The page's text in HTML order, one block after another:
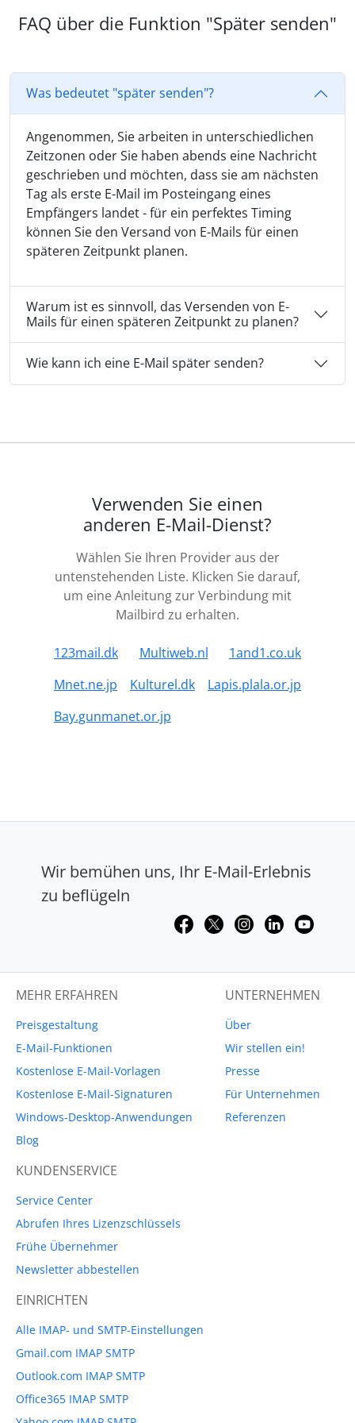
FAQ über die Funktion "Später senden"
Was bedeutet "später senden"?
Angenommen, Sie arbeiten in unterschiedlichen
Zeitzonen oder Sie haben abends eine Nachricht
geschrieben und möchten, dass sie am nächsten
Tag als erste E-Mail im Posteingang eines
Empfängers landet - für ein perfektes Timing
können Sie den Versand von E-Mails für einen
späteren Zeitpunkt planen.
Warum ist es sinnvoll, das Versenden von E-
Mails für einen späteren Zeitpunkt zu planen?
Wie kann ich eine E-Mail später senden?
Verwenden Sie einen
anderen E-Mail-Dienst?
Wählen Sie Ihren Provider aus der
untenstehenden Liste. Klicken Sie darauf,
um eine Anleitung zur Verbindung mit
Mailbird zu erhalten.
123mail.dk Multiweb.nl
1and1.co.uk
Mnet.ne.jp
Kulturel.dk
Lapis.plala.or.jp
Bay.gunmanet.or.jp
Wir bemühen uns, Ihr E-Mail-Erlebnis
zu beflügeln
MEHR ERFAHREN
Preisgestaltung
E-Mail-Funktionen
Kostenlose E-Mail-Vorlagen
Kostenlose E-Mail-Signaturen
Windows-Desktop-Anwendungen
Blog
UNTERNEHMEN
Über
Wir stellen ein!
Presse
Für Unternehmen
Referenzen
KUNDENSERVICE
Service Center
Abrufen Ihres Lizenzschlüssels
Frühe Übernehmer
Newsletter abbestellen
EINRICHTEN
Alle IMAP- und SMTP-Einstellungen
Gmail.com IMAP SMTP
Outlook.com IMAP SMTP
Office365 IMAP SMTP